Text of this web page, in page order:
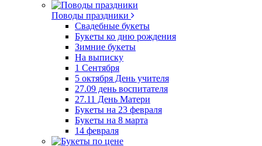
Поводы праздники
Свадебные букеты
Букеты ко дню рождения
Зимние букеты
На выписку
1 Сентября
5 октября День учителя
27.09 день воспитателя
27.11 День Матери
Букеты на 23 февраля
Букеты на 8 марта
14 февраля